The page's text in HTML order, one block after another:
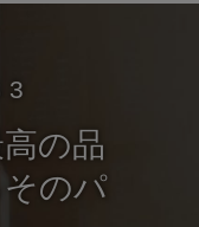
3
の品
のパ